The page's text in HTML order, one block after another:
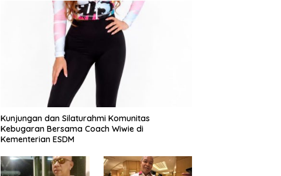
Kunjungan dan Silaturahmi Komunitas
Kebugaran Bersama Coach Wiwie di
Kementerian ESDM